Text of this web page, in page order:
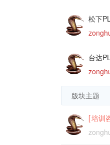
松下
台达
版块主题
[培训